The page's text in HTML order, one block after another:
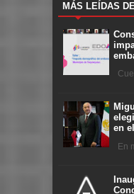
MÁS LEÍDAS
en
En